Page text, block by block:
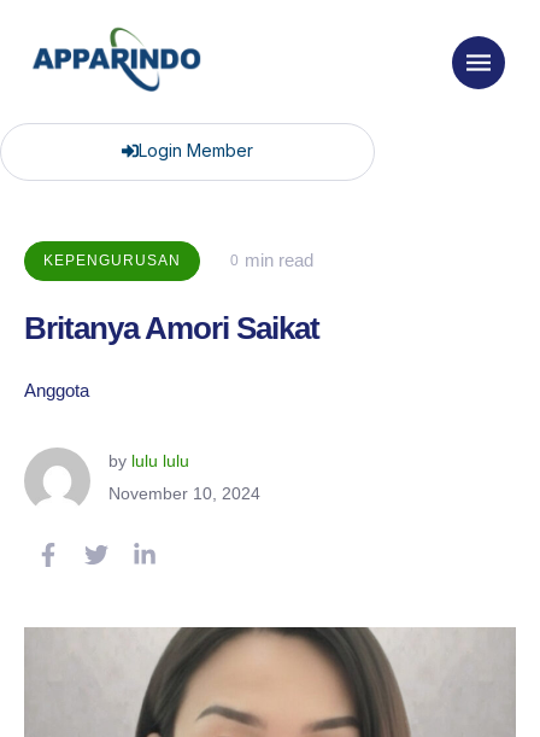
Login Member
KEPENGURUSAN 0 min read
Britanya Amori Saikat
Anggota
by lulu lulu
November 10, 2024